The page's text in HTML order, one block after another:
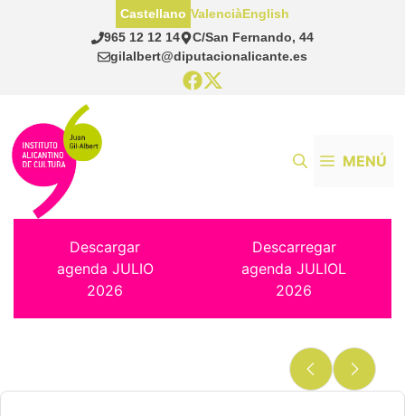
965 12 12 14
C/San Fernando, 44
gilalbert@diputacionalicante.es
Castellano ValenciàEnglish
MENÚ
Descargar
agenda JULIO
2026
Descarregar
agenda JULIOL
2026